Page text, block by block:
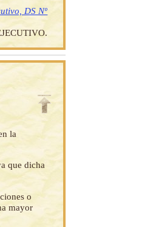
DS Nº
la
que dicha
o
mayor